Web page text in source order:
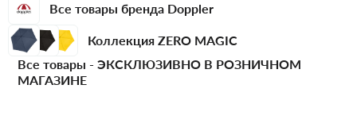
Все товары бренда Doppler
Коллекция ZERO MAGIC
Все товары - ЭКСКЛЮЗИВНО В РОЗНИЧНОМ
МАГАЗИНЕ